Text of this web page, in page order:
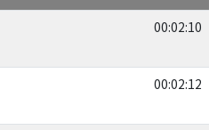
00:02:10
00:02:12